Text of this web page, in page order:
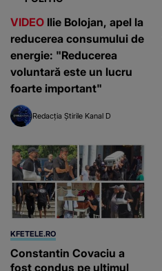
VIDEO Ilie Bolojan, apel la
reducerea consumului de
energie: "Reducerea
voluntară este un lucru
foarte important"
Redacția Știrile Kanal D
KFETELE.RO
Constantin Covaciu a
fost condus pe ultimul